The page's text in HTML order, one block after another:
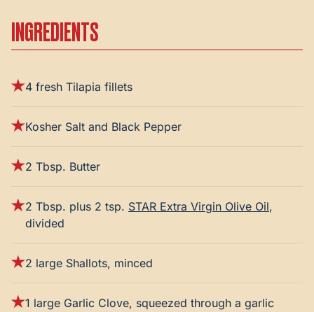
INGREDIENTS
4 fresh Tilapia fillets
Kosher Salt and Black Pepper
2 Tbsp. Butter
2 Tbsp. plus 2 tsp. STAR Extra Virgin Olive Oil,
divided
2 large Shallots, minced
1 large Garlic Clove, squeezed through a garlic